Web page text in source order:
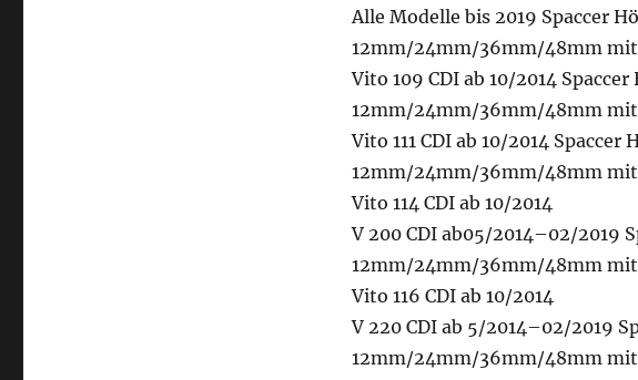
Alle Modelle bis 2019 Spaccer
12mm/24mm/36mm/48mm mit
Vito 109 CDI ab 10/2014
12mm/24mm/36mm/48mm mit
Vito 111 CDI ab 10/2014
12mm/24mm/36mm/48mm mit
Vito 114 CDI ab 10/2014
V 200 CDI ab05/2014–02/2019
12mm/24mm/36mm/48mm mit
Vito 116 CDI ab 10/2014
V 220 CDI ab 5/2014–02/2019
12mm/24mm/36mm/48mm mit